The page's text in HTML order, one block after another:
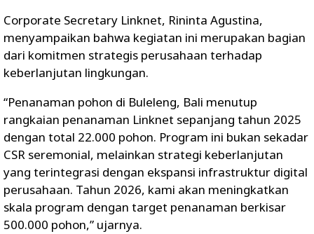
Corporate Secretary Linknet, Rininta Agustina,
menyampaikan bahwa kegiatan ini merupakan bagian
dari komitmen strategis perusahaan terhadap
keberlanjutan lingkungan.
“Penanaman pohon di Buleleng, Bali menutup
rangkaian penanaman Linknet sepanjang tahun 2025
dengan total 22.000 pohon. Program ini bukan sekadar
CSR seremonial, melainkan strategi keberlanjutan
yang terintegrasi dengan ekspansi infrastruktur digital
perusahaan. Tahun 2026, kami akan meningkatkan
skala program dengan target penanaman berkisar
500.000 pohon,” ujarnya.